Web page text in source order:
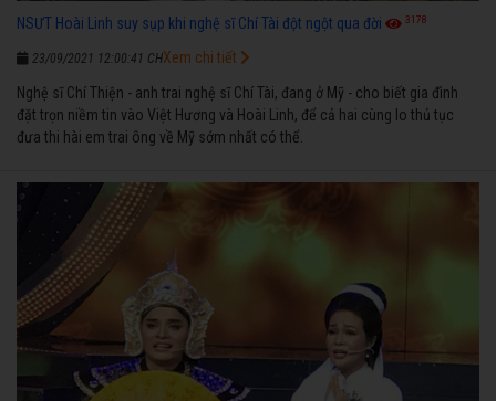
NSƯT Hoài Linh suy sụp khi nghệ sĩ Chí Tài đột ngột qua đời 3178
23/09/2021 12:00:41 CH
Nghệ sĩ Chí Thiện - anh trai nghệ sĩ Chí Tài, đang ở Mỹ - cho biết gia đình
đặt trọn niềm tin vào Việt Hương và Hoài Linh, để cả hai cùng lo thủ tục
đưa thi hài em trai ông về Mỹ sớm nhất có thể.
Xem chi tiết